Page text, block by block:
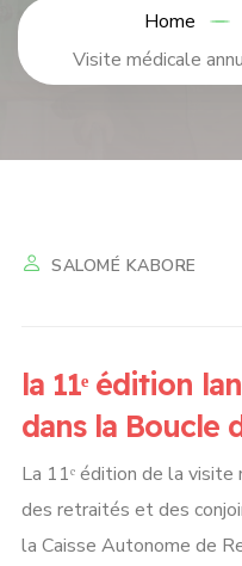
Home
Visite médicale
SALOMÉ KABORE
la 11ᵉ édition
dans la Boucle
La 11ᵉ édition de la
des retraités et des
la Caisse Autonome de